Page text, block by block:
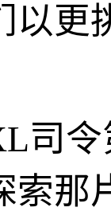
以更
司
索那